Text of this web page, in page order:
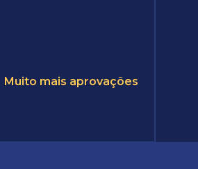
Muito mais aprovações